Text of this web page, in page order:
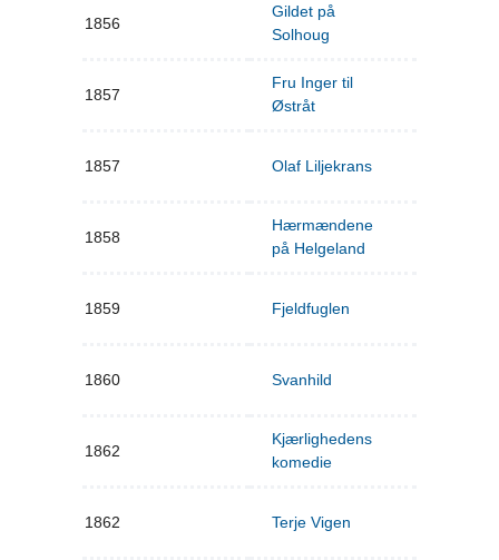
1856
Gildet på
Solhoug
1857
Fru Inger til
Østråt
1857 Olaf Liljekrans
1858
Hærmændene
på Helgeland
1859 Fjeldfuglen
1860 Svanhild
1862
Kjærlighedens
komedie
1862 Terje Vigen